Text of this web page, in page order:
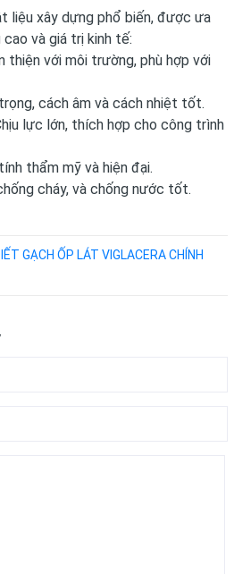
liệu xây dựng phổ biến, được ưa
và giá trị kinh tế:
thiện với môi trường, phù hợp với
cách âm và cách nhiệt tốt.
lực lớn, thích hợp cho công trình
thẩm mỹ và hiện đại.
cháy, và chống nước tốt.
GẠCH ỐP LÁT VIGLACERA CHÍNH